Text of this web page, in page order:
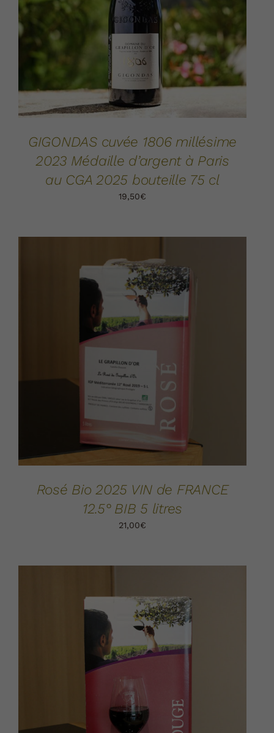
AJOUTER AU PANIER /
GIGONDAS cuvée 1806 millésime
2023 Médaille d’argent à Paris
au CGA 2025 bouteille 75 cl
19,50€
Rosé Bio 2025 VIN de FRANCE
12.5° BIB 5 litres
21,00€
AJOUTER AU PANIER